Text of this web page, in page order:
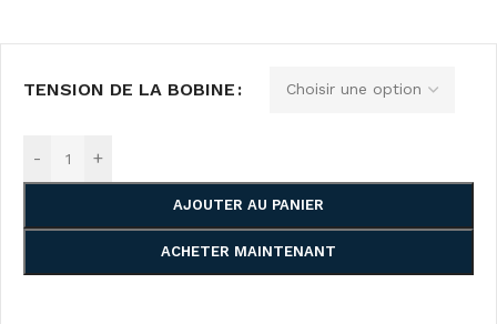
TENSION DE LA BOBINE
- +
AJOUTER AU PANIER
ACHETER MAINTENANT